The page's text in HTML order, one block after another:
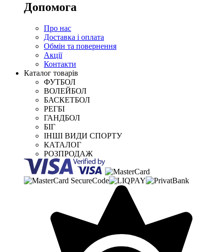
Допомога
Про нас
Доставка і оплата
Обмін та повернення
Акції
Контакти
Каталог товарів
ФУТБОЛ
ВОЛЕЙБОЛ
БАСКЕТБОЛ
РЕГБІ
ГАНДБОЛ
БІГ
ІНШІ ВИДИ СПОРТУ
КАТАЛОГ
РОЗПРОДАЖ